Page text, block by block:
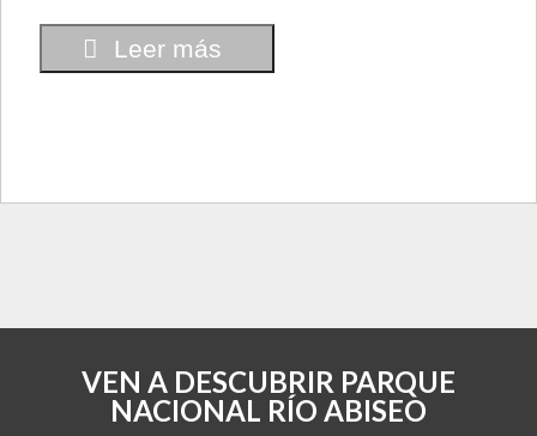
Leer más
VEN A DESCUBRIR PARQUE
NACIONAL RÍO ABISEO